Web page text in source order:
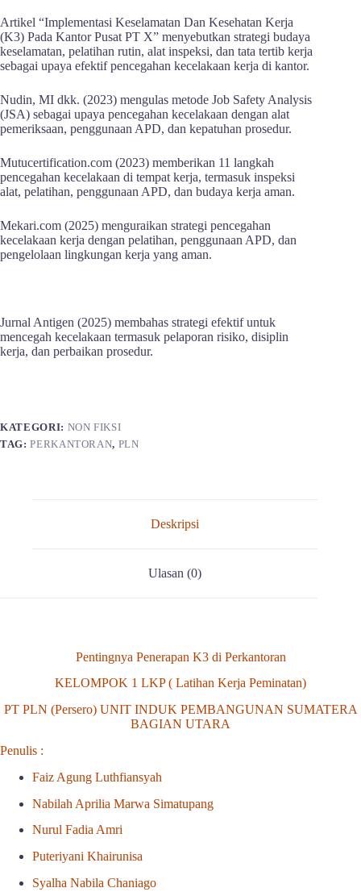
Artikel “Implementasi Keselamatan Dan Kesehatan Kerja
(K3) Pada Kantor Pusat PT X” menyebutkan strategi budaya
keselamatan, pelatihan rutin, alat inspeksi, dan tata tertib kerja
sebagai upaya efektif pencegahan kecelakaan kerja di kantor.​
Nudin, MI dkk. (2023) mengulas metode Job Safety Analysis
(JSA) sebagai upaya pencegahan kecelakaan dengan alat
pemeriksaan, penggunaan APD, dan kepatuhan prosedur.​
Mutucertification.com (2023) memberikan 11 langkah
pencegahan kecelakaan di tempat kerja, termasuk inspeksi
alat, pelatihan, penggunaan APD, dan budaya kerja aman.​
Mekari.com (2025) menguraikan strategi pencegahan
kecelakaan kerja dengan pelatihan, penggunaan APD, dan
pengelolaan lingkungan kerja yang aman.
Jurnal Antigen (2025) membahas strategi efektif untuk
mencegah kecelakaan termasuk pelaporan risiko, disiplin
kerja, dan perbaikan prosedur.
KATEGORI: NON FIKSI
TAG:PERKANTORAN, PLN
Deskripsi
Ulasan (0)
Pentingnya Penerapan K3 di Perkantoran
KELOMPOK 1 LKP ( Latihan Kerja Peminatan)
PT PLN (Persero) UNIT INDUK PEMBANGUNAN SUMATERA
BAGIAN UTARA
Penulis :
Faiz Agung Luthfiansyah
Nabilah Aprilia Marwa Simatupang
Nurul Fadia Amri
Puteriyani Khairunisa
Syalha Nabila Chaniago